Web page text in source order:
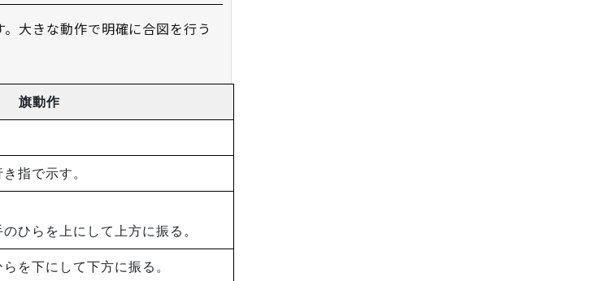
大きな動作で明確に合図を行う
旗動作
指で示す。
ひらを上にして上方に振る。
を下にして下方に振る。